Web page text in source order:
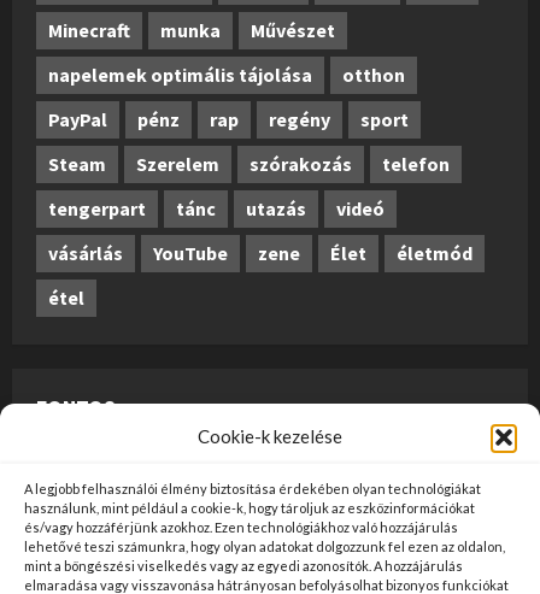
Cookie-k kezelése
A legjobb felhasználói élmény biztosítása érdekében olyan technológiákat
használunk, mint például a cookie-k, hogy tároljuk az eszközinformációkat
és/vagy hozzáférjünk azokhoz. Ezen technológiákhoz való hozzájárulás
lehetővé teszi számunkra, hogy olyan adatokat dolgozzunk fel ezen az oldalon,
mint a böngészési viselkedés vagy az egyedi azonosítók. A hozzájárulás
elmaradása vagy visszavonása hátrányosan befolyásolhat bizonyos funkciókat
Minecraft
munka
Művészet
napelemek optimális tájolása
otthon
PayPal
pénz rap regény
sport
Steam
Szerelem szórakozás
telefon
tengerpart
tánc utazás
videó
vásárlás
YouTube zene Élet
életmód
étel
FONTOS
szerkesztői tartalomnak, előzetes ellenőrzésen
szúrópróba-szerűen esnek át, és az üzemeltető
véleményét nem tükrözik. Ha kifogással szeretne élni